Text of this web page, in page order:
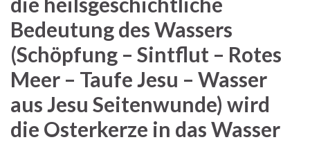
Bedeutung des Wassers
(Schöpfung – Sintflut – Rotes
Meer – Taufe Jesu – Wasser
aus Jesu Seitenwunde) wird
die Osterkerze in das Wasser